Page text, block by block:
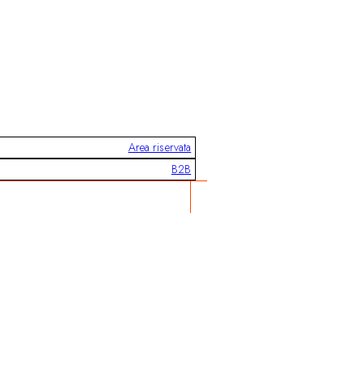
Area riservata
B2B